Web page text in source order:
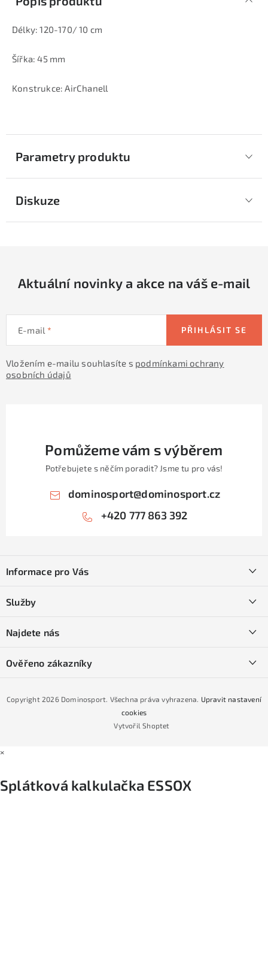
Délky: 120-170/ 10 cm
Šířka: 45 mm
Konstrukce: AirChanell
Parametry produktu
Diskuze
Aktuální novinky a akce na váš e-mail
E-mail
Vložením e-mailu souhlasíte s podmínkami ochrany
osobních údajů
PŘIHLÁSIT SE
Pomůžeme vám s výběrem
Potřebujete s něčím poradit? Jsme tu pro vás!
dominosport@dominosport.cz
+420 777 863 392
pInformace pro Vás
Obchodní podmínky
Podmínky GDPR
Podmínky nákupu na splátky ESSOX
Služby
Naše prodejna
Najdete nás
Ověřeno zákazníky
Vytvořil Shoptet
Copyright 2026 Dominosport. Všechna práva vyhrazena. Upravit nastavení
cookies
×
Splátková kalkulačka ESSOX